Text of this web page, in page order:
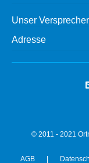
Unser
Adresse
© 2011 - 2021
AGB |